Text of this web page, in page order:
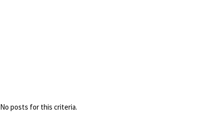
No posts for this criteria.